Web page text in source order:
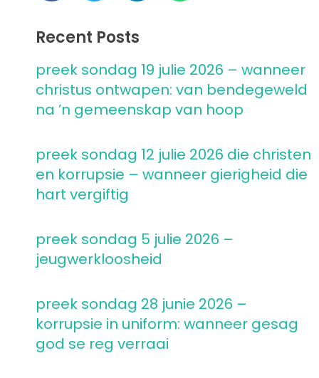
Recent Posts
preek sondag 19 julie 2026 – wanneer
christus ontwapen: van bendegeweld
na ’n gemeenskap van hoop
preek sondag 12 julie 2026 die christen
en korrupsie – wanneer gierigheid die
hart vergiftig
preek sondag 5 julie 2026 –
jeugwerkloosheid
preek sondag 28 junie 2026 –
korrupsie in uniform: wanneer gesag
god se reg verraai